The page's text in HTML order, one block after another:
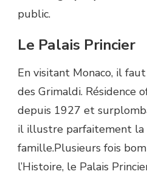
public.
Le Palais Princier
En visitant Monaco, il
des Grimaldi. Résidence
depuis 1927 et
il illustre parfaitement
famille.Plusieurs fois
l’Histoire, le Palais